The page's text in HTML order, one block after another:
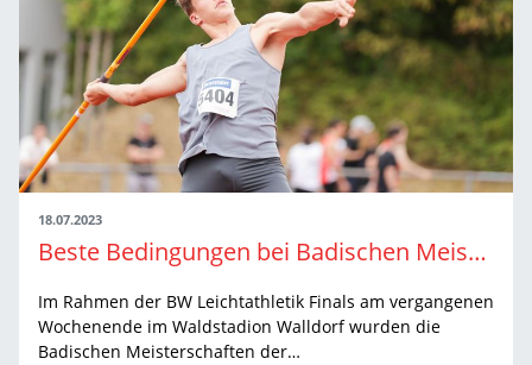
18.07.2023
Beste Bedingungen bei Badischen Meisterschaften der U16 in Walldorf
Im Rahmen der BW Leichtathletik Finals am vergangenen
Wochenende im Waldstadion Walldorf wurden die
Badischen Meisterschaften der…